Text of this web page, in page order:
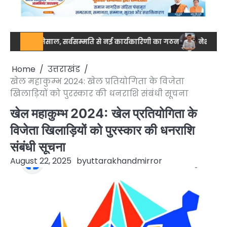
मिसाल, सर्वसम्मति से नई कार्यकारिणी का गठन नेशनल स्तर पर
Home
उत्तराखंड
खेल महाकुम्भ 2024: खेल प्रतियोगिता के विजेता
खिलाड़ियों को पुरस्कार की धनराशि संबंधी सूचना
खेल महाकुम्भ 2024: खेल प्रतियोगिता के
विजेता खिलाड़ियों को पुरस्कार की धनराशि
संबंधी सूचना
August 22, 2025 byuttarakhandmirror